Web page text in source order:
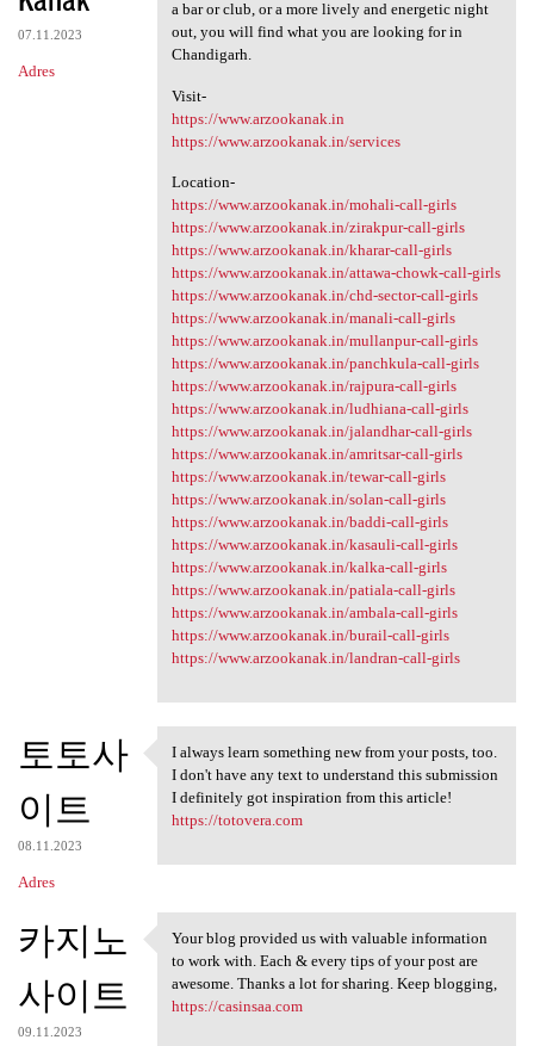
07.11.2023
Adres
a bar or club, or a more lively and energetic night
out, you will find what you are looking for in
Chandigarh.
Visit-
https://www.arzookanak.in
https://www.arzookanak.in/services
Location-
https://www.arzookanak.in/mohali-call-girls
https://www.arzookanak.in/zirakpur-call-girls
https://www.arzookanak.in/kharar-call-girls
https://www.arzookanak.in/attawa-chowk-call-girls
https://www.arzookanak.in/chd-sector-call-girls
https://www.arzookanak.in/manali-call-girls
https://www.arzookanak.in/mullanpur-call-girls
https://www.arzookanak.in/panchkula-call-girls
https://www.arzookanak.in/rajpura-call-girls
https://www.arzookanak.in/ludhiana-call-girls
https://www.arzookanak.in/jalandhar-call-girls
https://www.arzookanak.in/amritsar-call-girls
https://www.arzookanak.in/tewar-call-girls
https://www.arzookanak.in/solan-call-girls
https://www.arzookanak.in/baddi-call-girls
https://www.arzookanak.in/kasauli-call-girls
https://www.arzookanak.in/kalka-call-girls
https://www.arzookanak.in/patiala-call-girls
https://www.arzookanak.in/ambala-call-girls
https://www.arzookanak.in/burail-call-girls
https://www.arzookanak.in/landran-call-girls
토토사
이트
08.11.2023
Adres
I always learn something new
I always learn something new from your posts, too.
I don't have any text to understand this submission
I definitely got inspiration from this article!
https://totovera.com
카지노
사이트
09.11.2023
Your blog provided us with
Your blog provided us with valuable information
to work with. Each & every tips of your post are
awesome. Thanks a lot for sharing. Keep blogging,
https://casinsaa.com